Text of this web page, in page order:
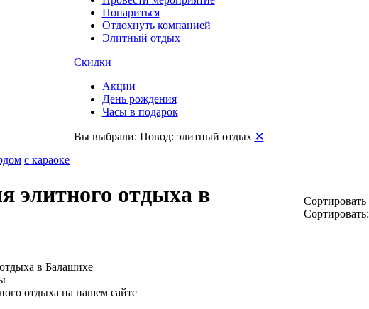
Попариться
Отдохнуть компанией
Элитный отдых
Скидки
Акции
День рождения
Часы в подарок
Вы выбрали: Повод: элитный отдых ✕
с караоке
элитного отдыха в
Сортировать
Сортировать:
в Балашихе
отдыха на нашем сайте